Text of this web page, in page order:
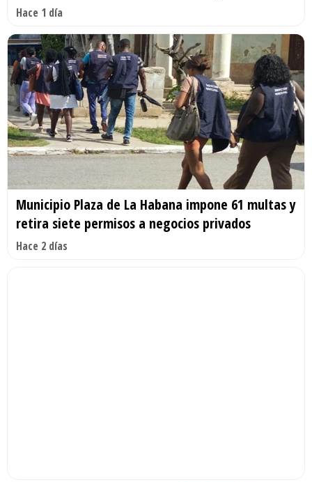
Hace 1 día
Municipio Plaza de La Habana impone 61 multas y
retira siete permisos a negocios privados
Hace 2 días